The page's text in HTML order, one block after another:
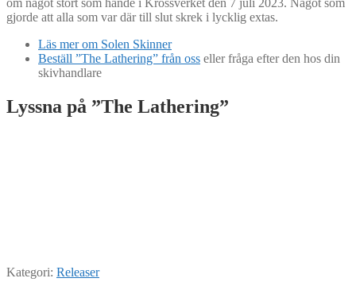
gjorde att alla som var där till slut skrek i lycklig extas.
Läs mer om Solen Skinner
Beställ ”The Lathering” från oss eller fråga efter den hos din
skivhandlare
Lyssna på ”The Lathering”
Kategori: Releaser